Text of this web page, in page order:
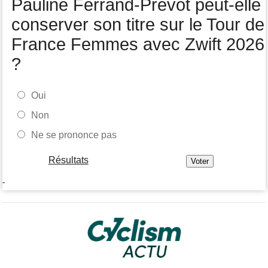
Pauline Ferrand-Prévot peut-elle
conserver son titre sur le Tour de
France Femmes avec Zwift 2026
?
Oui
Non
Ne se prononce pas
Résultats
-